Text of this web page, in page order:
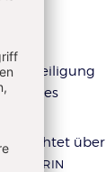
Beteiligung
berichtet über
KATRIN